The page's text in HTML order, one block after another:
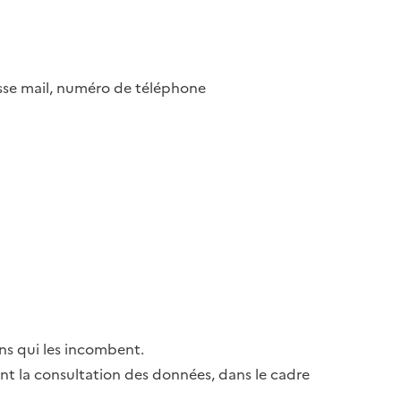
mail, numéro de téléphone
qui les incombent.
la consultation des données, dans le cadre